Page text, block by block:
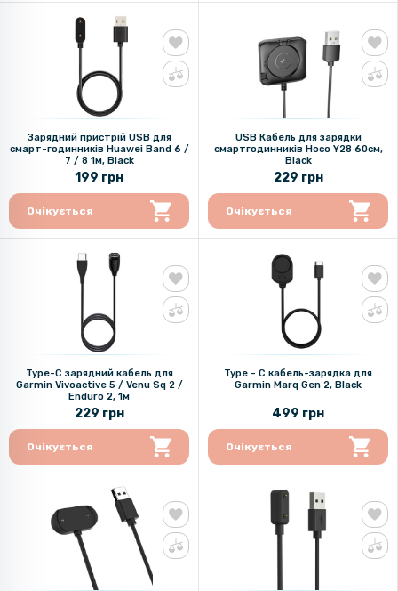
Зарядний пристрій USB для
смарт-годинників Huawei Band 6 /
7 / 8 1м, Black
199 грн
Очікується
USB Кабель для зарядки
смартгодинників Hoco Y28 60см,
Black
229 грн
Очікується
Type-C зарядний кабель для
Garmin Vivoactive 5 / Venu Sq 2 /
Enduro 2, 1м
229 грн
Очікується
Type - C кабель-зарядка для
Garmin Marq Gen 2, Black
499 грн
Очікується